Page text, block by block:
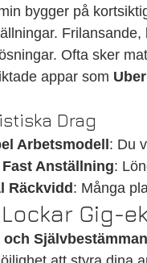
bygger på
Ofta sker
appar som Uber
Drag
Arbetsmodell : Du
Fast Anställning:
Räckvidd : Många
Gig-
och